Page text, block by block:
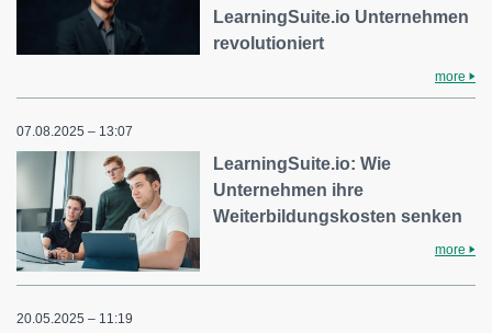
LearningSuite.io Unternehmen
revolutioniert
more
07.08.2025 – 13:07
LearningSuite.io: Wie
Unternehmen ihre
Weiterbildungskosten senken
more
20.05.2025 – 11:19